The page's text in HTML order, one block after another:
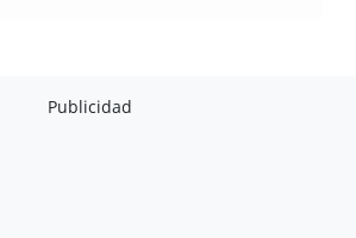
Publicidad